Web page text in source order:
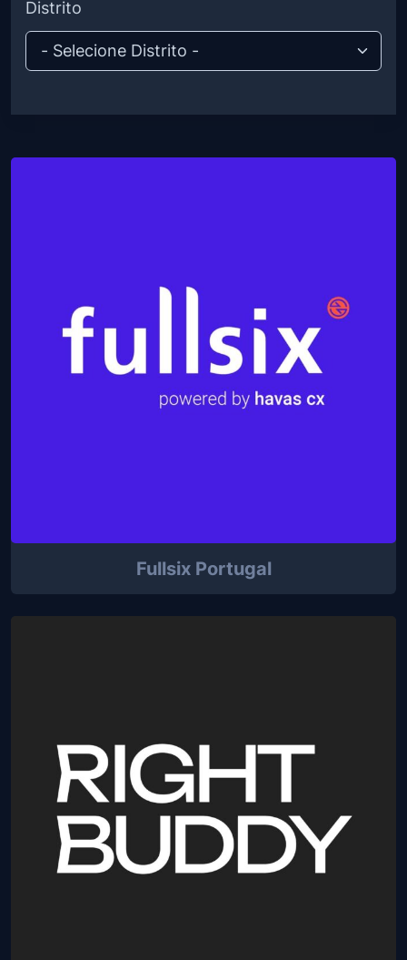
Vídeo Marketing
Desenvolvimento de apps
Assessoria de imprensa
Distrito
Fullsix Portugal